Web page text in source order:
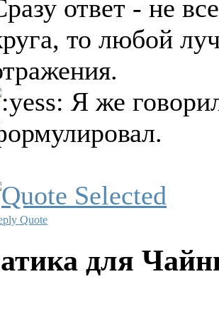
ответ - не
то любой
Я же
Quote
для